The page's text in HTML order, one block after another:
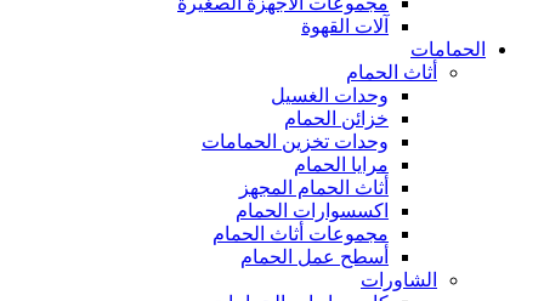
آلات القهوة
الحمامات
أثاث الحمام
وحدات الغسيل
خزائن الحمام
وحدات تخزين الحمامات
مرايا الحمام
أثاث الحمام المجهز
اكسسوارات الحمام
مجموعات أثاث الحمام
أسطح عمل الحمام
الشاورات